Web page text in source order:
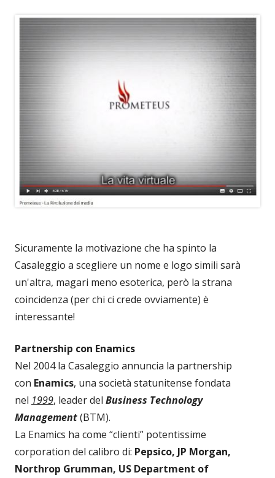
Sicuramente la motivazione che ha spinto la
Casaleggio a scegliere un nome e logo simili sarà
un'altra, magari meno esoterica, però la strana
coincidenza (per chi ci crede ovviamente) è
interessante!
Partnership con Enamics
Nel 2004 la Casaleggio annuncia la partnership
con Enamics, una società statunitense fondata
nel 1999, leader del Business Technology
Management(BTM).
La Enamics ha come “clienti” potentissime
corporation del calibro di: Pepsico, JP Morgan,
Northrop Grumman, US Department of